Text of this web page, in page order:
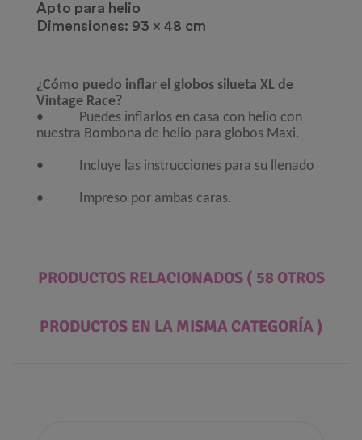
Apto para helio
Dimensiones: 93 x 48 cm
¿Cómo puedo inflar el globos silueta XL de
Vintage Race?
• Puedes inflarlos en casa con helio con
nuestra Bombona de helio para globos Maxi.
• Incluye las instrucciones para su llenado
• Impreso por ambas caras.
PRODUCTOS RELACIONADOS ( 58 OTROS
PRODUCTOS EN LA MISMA CATEGORÍA )